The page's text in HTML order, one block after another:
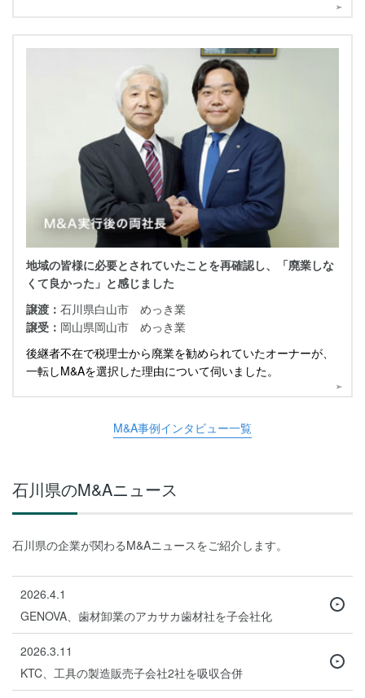
地域の皆様に必要とされていたことを再確認し、「廃業しな
くて良かった」と感じました
譲渡： 石川県白山市 めっき業
譲受： 岡山県岡山市 めっき業
後継者不在で税理士から廃業を勧められていたオーナーが、
一転しM&Aを選択した理由について伺いました。
M&A事例インタビュー一覧
石川県のM&Aニュース
石川県の企業が関わるM&Aニュースをご紹介します。
2026.4.1
GENOVA、歯材卸業のアカサカ歯材社を子会社化
2026.3.11
KTC、工具の製造販売子会社2社を吸収合併